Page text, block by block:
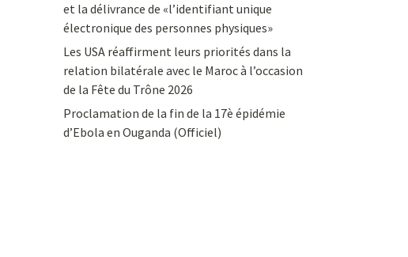
et la délivrance de «l’identifiant unique
électronique des personnes physiques»
Les USA réaffirment leurs priorités dans la
relation bilatérale avec le Maroc à l’occasion
de la Fête du Trône 2026
Proclamation de la fin de la 17è épidémie
d’Ebola en Ouganda (Officiel)